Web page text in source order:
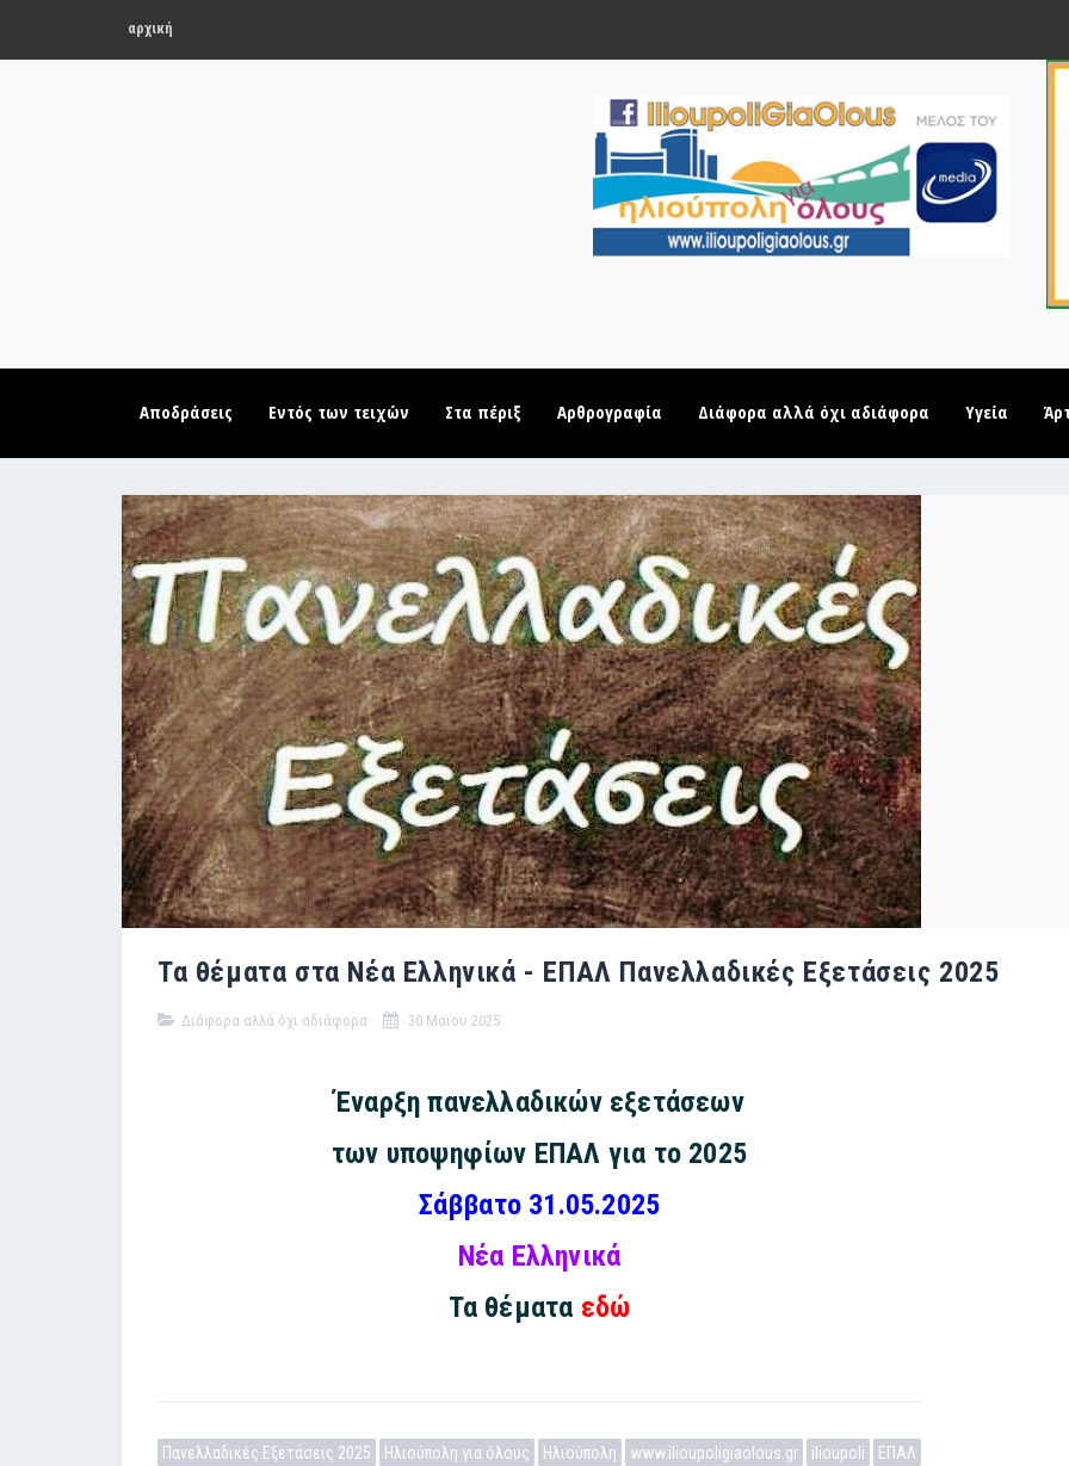
αρχική
Αποδράσεις Εντός των τειχών Στα πέριξ Αρθρογραφία Διάφορα αλλά όχι αδιάφορα Υγεία
Τα θέματα στα Νέα Ελληνικά - ΕΠΑΛ Πανελλαδικές Εξετάσεις 2025
Διάφορα αλλά όχι αδιάφορα 30 Μαϊου 2025
Έναρξη πανελλαδικών εξετάσεων
των υποψηφίων ΕΠΑΛ για το 2025
Σάββατο 31.05.2025
Νέα Ελληνικά
Τα θέματα εδώ
Πανελλαδικές Εξετάσεις 2025 Ηλιούπολη για όλους Ηλιούπολη www.ilioupoligiaolous.gr ilioupoli ΕΠΑΛ